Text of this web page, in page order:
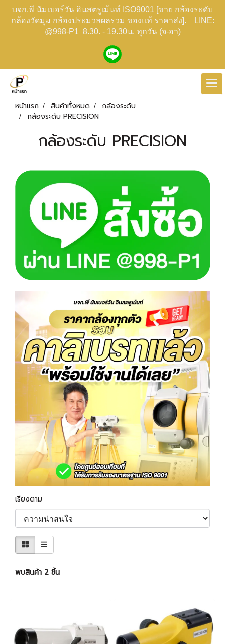
บจก.พี นัมเบอร์วัน อินสตรูเม้นท์ ISO9001 [ขาย กล้องระดับ
กล้องวัดมุม กล้องประมวลผลรวม ของแท้ ราคาส่ง]. LINE:
@998-P1 8.30. - 19.30น. ทุกวัน (จ-อา)
หน้าแรก สินค้าทั้งหมด
กล้องระดับ
กล้องระดับ PRECISION
กล้องระดับ PRECISION
เรียงตาม
พบสินค้า 2 ชิ้น